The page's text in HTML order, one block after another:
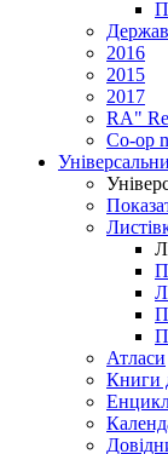
2016
2015
2017
RA"
Co-op
Атласи
Книги